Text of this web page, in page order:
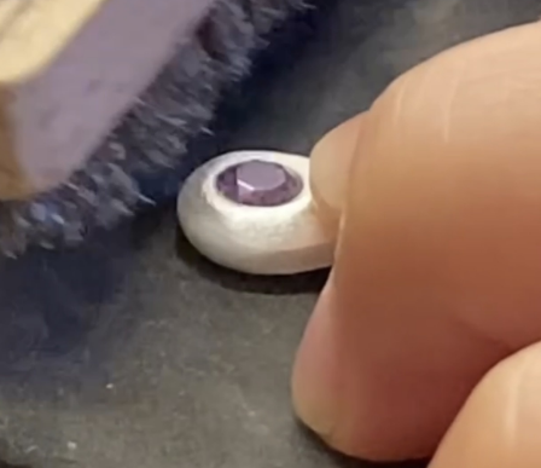
＜場所・アクセス＞
川越観光の中心地、川越市役所のすぐ横です。
＜その他特記事項＞
アクセサリー大好き小学生の参加歓迎します！
もちろん大人大歓迎！